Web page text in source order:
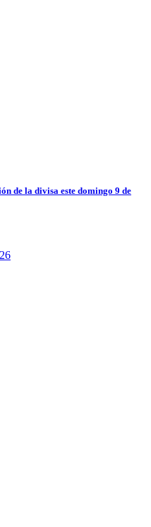
de la divisa este domingo 9 de